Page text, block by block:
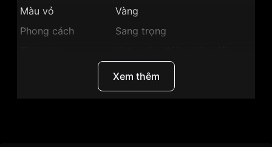
Màu vỏ
Vàng
Phong cách
Sang trọng
10mm
Mặt đen
Xem thêm